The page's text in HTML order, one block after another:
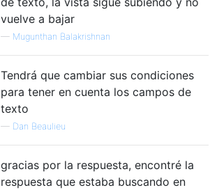
vuelve a bajar
— Mugunthan Balakrishnan
Tendrá que cambiar sus condiciones
para tener en cuenta los campos de
texto
— Dan Beaulieu
gracias por la respuesta, encontré la
respuesta que estaba buscando en